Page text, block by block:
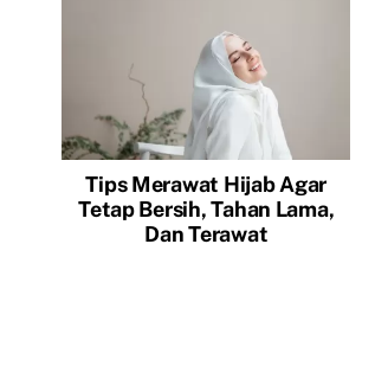
Tips Merawat Hijab Agar
Tetap Bersih, Tahan Lama,
Dan Terawat